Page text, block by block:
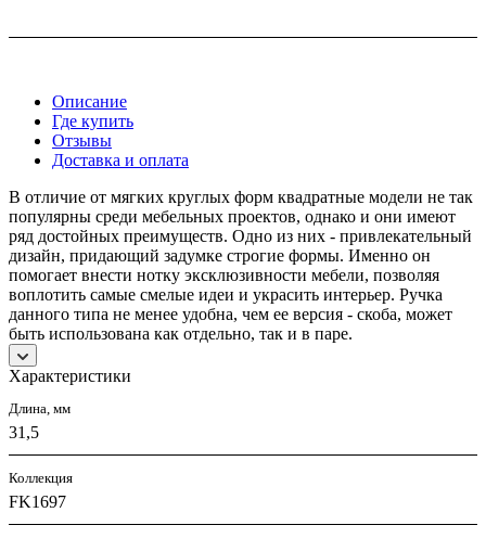
Описание
Где купить
Отзывы
Доставка и оплата
В отличие от мягких круглых форм квадратные модели не так
популярны среди мебельных проектов, однако и они имеют
ряд достойных преимуществ. Одно из них - привлекательный
дизайн, придающий задумке строгие формы. Именно он
помогает внести нотку эксклюзивности мебели, позволяя
воплотить самые смелые идеи и украсить интерьер. Ручка
данного типа не менее удобна, чем ее версия - скоба, может
быть использована как отдельно, так и в паре.
Характеристики
Длина, мм
31,5
Коллекция
FK1697